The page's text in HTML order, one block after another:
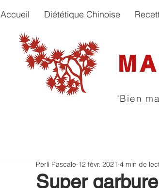
Accueil Diététique Chinoise
"Bien
Super
Perli Pascale 12 févr. 2021 4 min de